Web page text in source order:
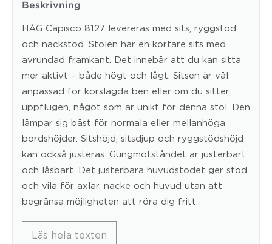
Beskrivning
HÅG Capisco 8127 levereras med sits, ryggstöd
och nackstöd. Stolen har en kortare sits med
avrundad framkant. Det innebär att du kan sitta
mer aktivt – både högt och lågt. Sitsen är väl
anpassad för korslagda ben eller om du sitter
uppflugen, något som är unikt för denna stol. Den
lämpar sig bäst för normala eller mellanhöga
bordshöjder. Sitshöjd, sitsdjup och ryggstödshöjd
kan också justeras. Gungmotståndet är justerbart
och låsbart. Det justerbara huvudstödet ger stöd
och vila för axlar, nacke och huvud utan att
begränsa möjligheten att röra dig fritt.
Läs hela texten